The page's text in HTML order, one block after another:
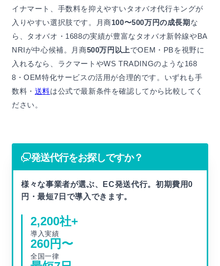
イナマート、手数料を抑えやすいタオバオ代行キングが
入りやすい選択肢です。月商100〜500万円の成長期 な
ら、タオバオ・1688の実績が豊富なタオバオ新幹線やBA
NRIが中心候補。月商500万円以上でOEM・PBを視野に
入れるなら、ラクマートやWS TRADINGのような168
8・OEM特化サービスの活用が合理的です。いずれも手
数料・ 送料は公式で最新条件を確認してから比較してく
ださい。
発送代行をお探しですか？
様々な事業者が選ぶ、EC発送代行。初期費用0
円・最短7日で導入できます。
2,200社+
導入実績
260円〜
全国一律